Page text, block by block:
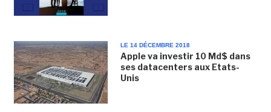
LE 14 DÉCEMBRE 2018
Apple va investir 10 Md$ dans
ses datacenters aux Etats-
Unis